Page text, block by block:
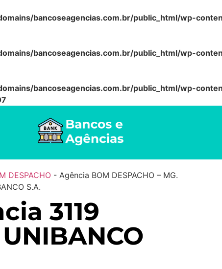
bancoseagencias.com.br/public_html/wp-
bancoseagencias.com.br/public_html/wp-
bancoseagencias.com.br/public_html/wp-
DESPACHO- Agência BOM DESPACHO – MG.
S.A.
3119